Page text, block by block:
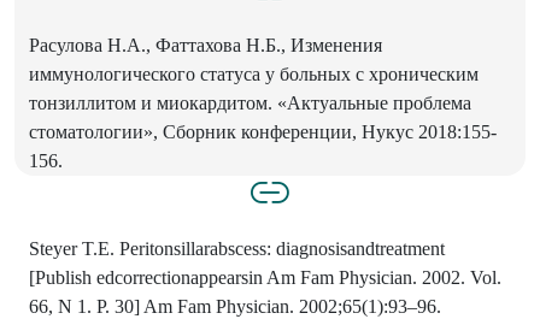
Расулова Н.А., Фаттахова Н.Б., Изменения
иммунологического статуса у больных с хроническим
тонзиллитом и миокардитом. «Актуальные проблема
стоматологии», Сборник конференции, Нукус 2018:155-
156.
Steyer T.E. Peritonsillarabscess: diagnosisandtreatment
[Publish edcorrectionappearsin Am Fam Physician. 2002. Vol.
66, N 1. P. 30] Am Fam Physician. 2002;65(1):93–96.